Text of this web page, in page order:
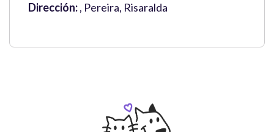
Dirección:, Pereira, Risaralda